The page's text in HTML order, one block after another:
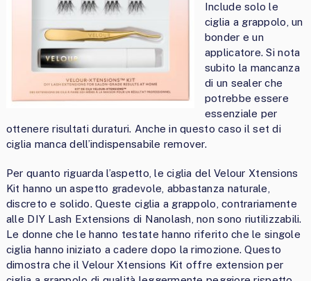
Include solo le
ciglia a grappolo, un
bonder e un
applicatore. Si nota
subito la mancanza
di un sealer che
potrebbe essere
essenziale per
ottenere risultati duraturi. Anche in questo caso il set di
ciglia manca dell’indispensabile remover.
Per quanto riguarda l’aspetto, le ciglia del Velour Xtensions
Kit hanno un aspetto gradevole, abbastanza naturale,
discreto e solido. Queste ciglia a grappolo, contrariamente
alle DIY Lash Extensions di Nanolash, non sono riutilizzabili.
Le donne che le hanno testate hanno riferito che le singole
ciglia hanno iniziato a cadere dopo la rimozione. Questo
dimostra che il Velour Xtensions Kit offre extension per